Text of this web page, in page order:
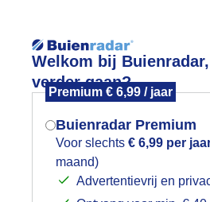
Welkom bij
verder gaan?
Premium € 6,99 / jaar
Buienradar Premium
Voor slechts € 6,99 per
maand)
Advertentievrij en
Foto en video
Mogen we je locatie
het